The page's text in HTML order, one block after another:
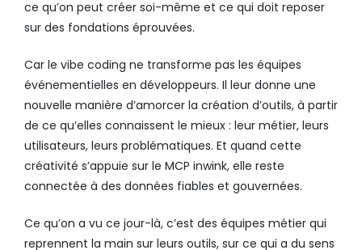
ce qu’on peut créer soi-même et ce qui doit reposer
sur des fondations éprouvées.
Car le vibe coding ne transforme pas les équipes
événementielles en développeurs. Il leur donne une
nouvelle manière d’amorcer la création d’outils, à partir
de ce qu’elles connaissent le mieux : leur métier, leurs
utilisateurs, leurs problématiques. Et quand cette
créativité s’appuie sur le MCP inwink, elle reste
connectée à des données fiables et gouvernées.
Ce qu’on a vu ce jour-là, c’est des équipes métier qui
reprennent la main sur leurs outils, sur ce qui a du sens